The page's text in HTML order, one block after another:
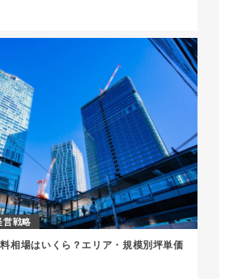
営戦略
相場はいくら？エリア・規模別坪単価